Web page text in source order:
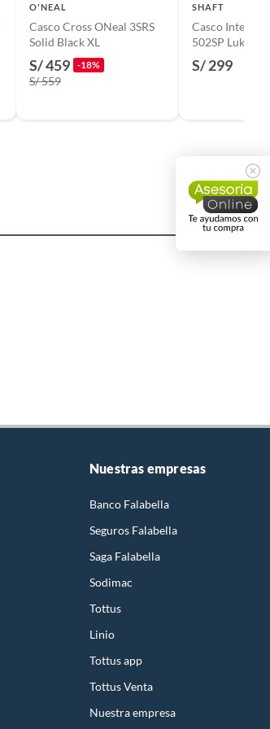
O'NEAL
Casco Cross ONeal 3SRS
Solid Black XL
S/ 459 -18%
S/ 559
SHAFT
Casco Integral
502SP Luke
Talla XL
para Moto
S/ 299
Nuestras empresas
Banco Falabella
Seguros Falabella
Saga Falabella
Sodimac
Tottus
Linio
Tottus app
Tottus Venta
Nuestra empresa